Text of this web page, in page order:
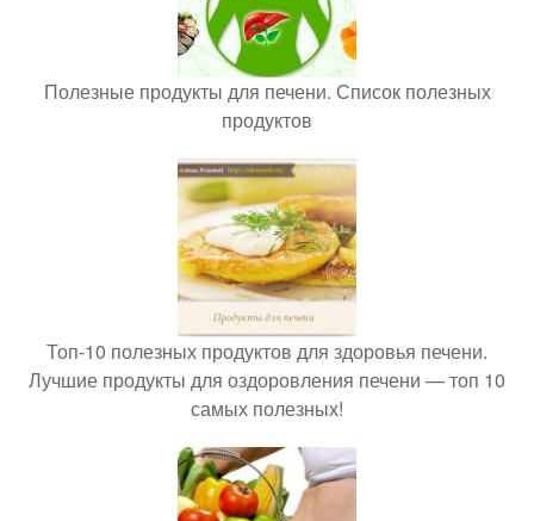
Полезные продукты для печени. Список полезных
продуктов
Топ-10 полезных продуктов для здоровья печени.
Лучшие продукты для оздоровления печени — топ 10
самых полезных!